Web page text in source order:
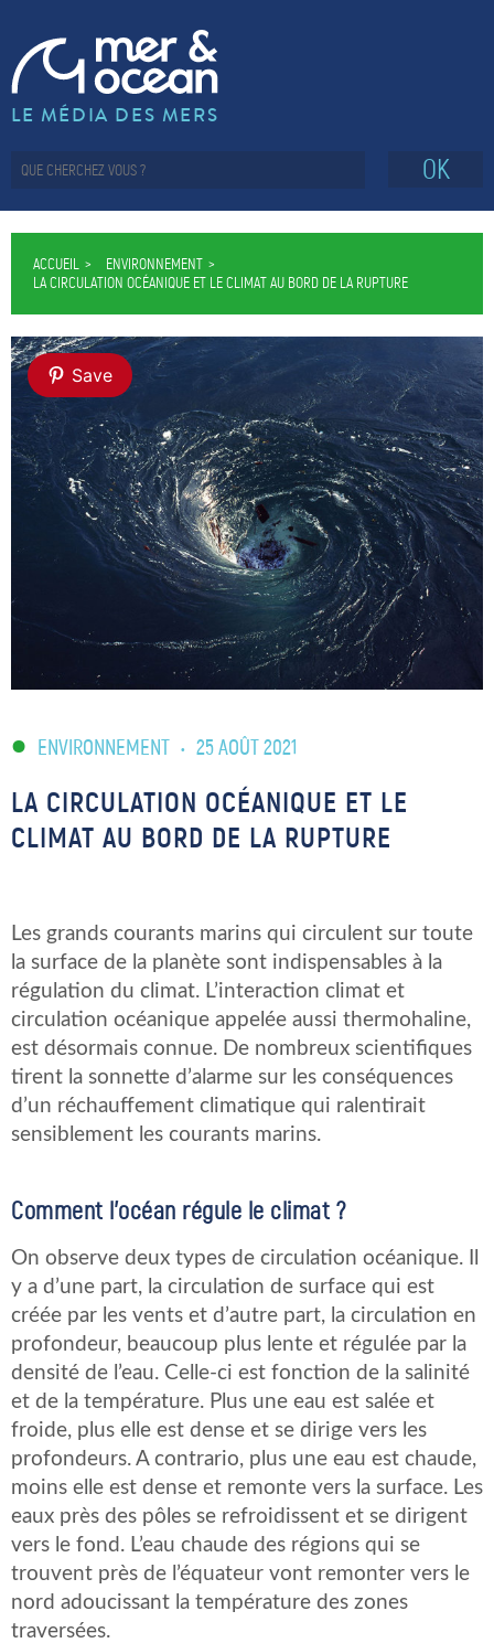
LE MÉDIA DES MERS
OK
ACCUEIL
ENVIRONNEMENT
LA CIRCULATION OCÉANIQUE ET LE CLIMAT AU BORD DE LA RUPTURE
Save
ENVIRONNEMENT • 25 AOÛT 2021
LA CIRCULATION OCÉANIQUE ET LE
CLIMAT AU BORD DE LA RUPTURE
Les grands courants marins qui circulent sur toute
la surface de la planète sont indispensables à la
régulation du climat. L’interaction climat et
circulation océanique appelée aussi thermohaline,
est désormais connue. De nombreux scientifiques
tirent la sonnette d’alarme sur les conséquences
d’un réchauffement climatique qui ralentirait
sensiblement les courants marins.
Comment l’océan régule le climat ?
On observe deux types de circulation océanique. Il
y a d’une part, la circulation de surface qui est
créée par les vents et d’autre part, la circulation en
profondeur, beaucoup plus lente et régulée par la
densité de l’eau. Celle-ci est fonction de la salinité
et de la température. Plus une eau est salée et
froide, plus elle est dense et se dirige vers les
profondeurs. A contrario, plus une eau est chaude,
moins elle est dense et remonte vers la surface. Les
eaux près des pôles se refroidissent et se dirigent
vers le fond. L’eau chaude des régions qui se
trouvent près de l’équateur vont remonter vers le
nord adoucissant la température des zones
traversées.